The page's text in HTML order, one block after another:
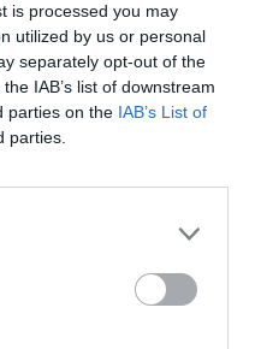
is processed you may
utilized by us or personal
separately opt-out of the
IAB’s list of downstream
parties on the IAB’s List of
parties.
10
PUBBLICITÀ
La
Aperto